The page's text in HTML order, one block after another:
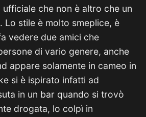
che non è altro che un
Lo stile è molto smeplice, è
vedere due amici che
di vario genere, anche
appare solamente in cameo in
si è ispirato infatti ad
in un bar quando si trovò
drogata, lo colpì in